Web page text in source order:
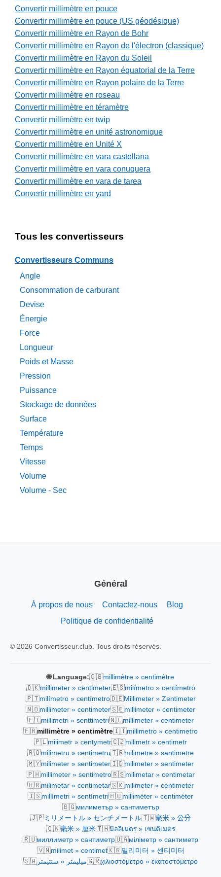
Convertir millimètre en pouce
Convertir millimètre en pouce (US géodésique)
Convertir millimètre en Rayon de Bohr
Convertir millimètre en Rayon de l'électron (classique)
Convertir millimètre en Rayon du Soleil
Convertir millimètre en Rayon équatorial de la Terre
Convertir millimètre en Rayon polaire de la Terre
Convertir millimètre en roseau
Convertir millimètre en téramètre
Convertir millimètre en twip
Convertir millimètre en unité astronomique
Convertir millimètre en Unité X
Convertir millimètre en vara castellana
Convertir millimètre en vara conuquera
Convertir millimètre en vara de tarea
Convertir millimètre en yard
Tous les convertisseurs
Convertisseurs Communs
Angle
Consommation de carburant
Devise
Énergie
Force
Longueur
Poids et Masse
Pression
Puissance
Stockage de données
Surface
Température
Temps
Vitesse
Volume
Volume - Sec
Général
À propos de nous Contactez-nous
Blog
Politique de confidentialité
© 2026 Convertisseur.club. Tous droits réservés.
🌐 Language:🇬🇧millimètre » centimètre
🇩🇰millimeter » centimeter🇪🇸milímetro » centímetro
🇵🇹milímetro » centímetro🇩🇪Millimeter » Zentimeter
🇳🇴millimeter » centimeter🇸🇪millimeter » centimeter
🇫🇮millimetri » senttimetri🇳🇱millimeter » centimeter
🇫🇷millimètre » centimètre🇮🇹millimetro » centimetro
🇵🇱milimetr » centymetr🇨🇿milimetr » centimetr
🇷🇴milimetru » centimetru🇹🇷milimetre » santimetre
🇲🇾milimeter » sentimeter🇮🇩milimeter » sentimeter
🇵🇭millimeter » sentimetro🇷🇸milimetar » centimetar
🇭🇷milimetar » centimetar🇸🇰milimeter » centimeter
🇮🇸millímetri » sentímetri🇭🇺milliméter » centiméter
🇧🇬милиметър » сантиметър
🇯🇵ミリメートル » センチメートル🇹🇼毫米 » 公分
🇨🇳毫米 » 厘米🇹🇭มิลลิเมตร » เซนติเมตร
🇷🇺миллиметр » сантиметр🇺🇦міліметр » сантиметр
🇻🇳milimet » centimet🇰🇷밀리미터 » 센티미터
🇸🇦ميليمتر » سنتيمتر🇬🇷χιλιοστόμετρο » εκατοστόμετρο